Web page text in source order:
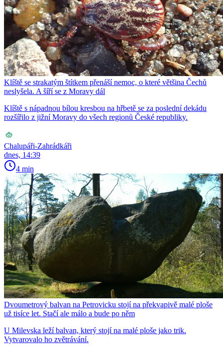
Klíště se strakatým štítkem přenáší nemoc, o které většina Čechů
neslyšela. A šíří se z Moravy dál
Klíště s nápadnou bílou kresbou na hřbetě se za poslední dekádu
rozšířilo z jižní Moravy do všech regionů České republiky.
Chalupáři-Zahrádkáři
dnes, 14:39
4 min
Dvoumetrový balvan na Petrovicku stojí na překvapivě malé ploše
už tisíce let. Stačí ale málo a bude po něm
U Milevska leží balvan, který stojí na malé ploše jako trik.
Vytvarovalo ho zvětrávání.